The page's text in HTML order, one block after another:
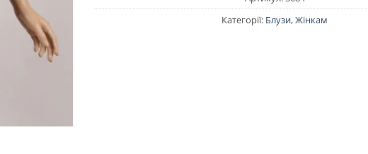
Категорії: Блузи,Жінкам